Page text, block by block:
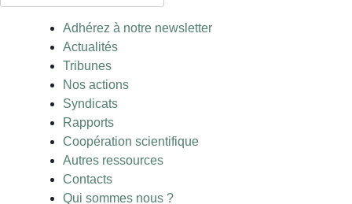
Adhérez à notre newsletter
Actualités
Tribunes
Nos actions
Syndicats
Rapports
Coopération scientifique
Autres ressources
Contacts
Qui sommes nous ?